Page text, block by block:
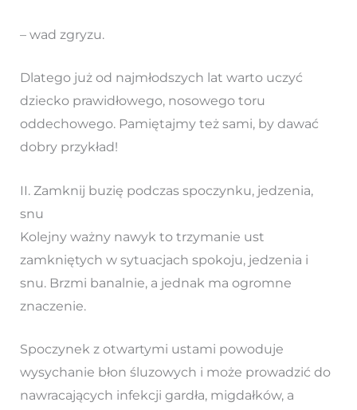
– wad zgryzu.
Dlatego już od najmłodszych lat warto uczyć
dziecko prawidłowego, nosowego toru
oddechowego. Pamiętajmy też sami, by dawać
dobry przykład!
II. Zamknij buzię podczas spoczynku, jedzenia,
snu
Kolejny ważny nawyk to trzymanie ust
zamkniętych w sytuacjach spokoju, jedzenia i
snu. Brzmi banalnie, a jednak ma ogromne
znaczenie.
Spoczynek z otwartymi ustami powoduje
wysychanie błon śluzowych i może prowadzić do
nawracających infekcji gardła, migdałków, a